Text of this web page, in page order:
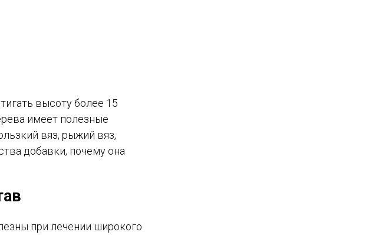
высоту более 15
имеет полезные
вяз, рыжий вяз,
добавки, почему она
при лечении широкого